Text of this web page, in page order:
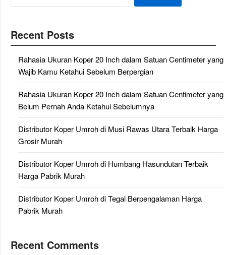
Recent Posts
Rahasia Ukuran Koper 20 Inch dalam Satuan Centimeter yang
Wajib Kamu Ketahui Sebelum Berpergian
Rahasia Ukuran Koper 20 Inch dalam Satuan Centimeter yang
Belum Pernah Anda Ketahui Sebelumnya
Distributor Koper Umroh di Musi Rawas Utara Terbaik Harga
Grosir Murah
Distributor Koper Umroh di Humbang Hasundutan Terbaik
Harga Pabrik Murah
Distributor Koper Umroh di Tegal Berpengalaman Harga
Pabrik Murah
Recent Comments